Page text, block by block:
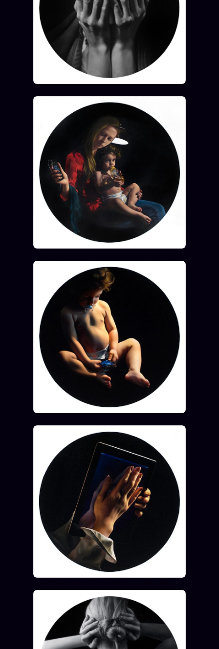
ZS Bundle
Références
SOCIÉTÉ DES AMIS
L'Association
GRATUIT
Cercle Privé
Mécène
Témoignages 85 000
Lectures des sœurs
Bienvenue nouveau membre
Manifeste pricing
Se connecter
Z/S SYSTEMS LINEAGE 10 ANS
z/S SYSTEMS
BRAINS MODELS2017
GENERIC ARCHITECTS
Archives SMK 26 TRANSM.
SMK Manifeste
Gossip Manifeste
Gossip Pacte
Prophétie confirmée
ÉQUIPE + AUTEURS
À propos
Founders
Équipe
Auteurs
Personas
+18
Signatures
Charte éditoriale
Studios